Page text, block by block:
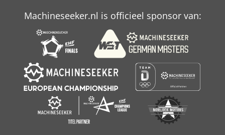
Machineseeker.nl is officieel sponsor van: